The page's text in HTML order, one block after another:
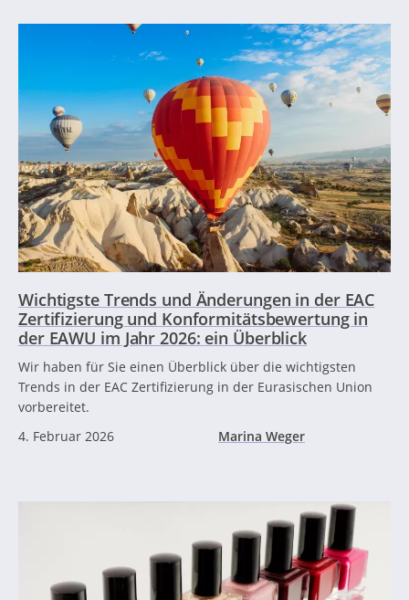
Wichtigste Trends und Änderungen in der EAC
Zertifizierung und Konformitätsbewertung in
der EAWU im Jahr 2026: ein Überblick
Wir haben für Sie einen Überblick über die wichtigsten
Trends in der EAC Zertifizierung in der Eurasischen Union
vorbereitet.
4. Februar 2026
Marina Weger